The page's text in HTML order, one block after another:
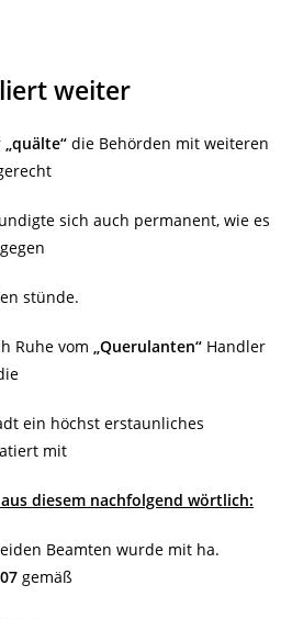
weiter
„quälte“ die Behörden mit weiteren
sich auch permanent, wie es
stünde.
Ruhe vom „Querulanten“ Handler
ein höchst erstaunliches
mit
diesem nachfolgend wörtlich:
Beamten wurde mit ha.
gemäß